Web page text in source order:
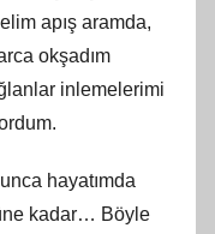
apış aramda,
okşadım
inlemelerimi
hayatımda
kadar… Böyle